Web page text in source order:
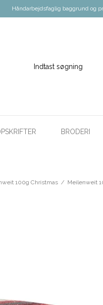
Håndarbejdsfaglig baggrund og
BRODERI
100g Christmas / Meilenweit